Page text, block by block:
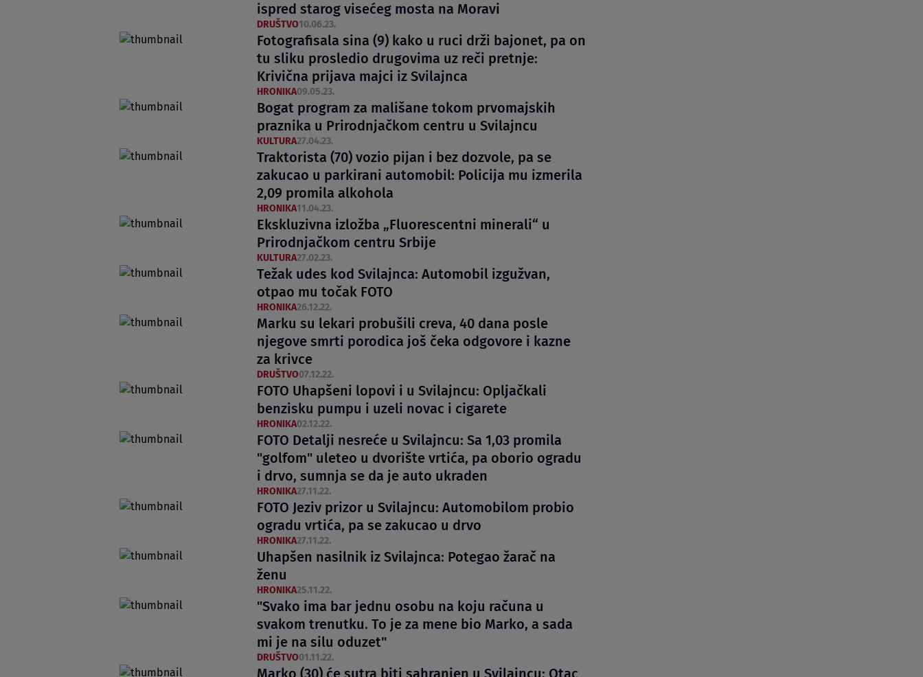
ispred starog visećeg mosta na Moravi
DRUŠTVO10.06.23.
Fotografisala sina (9) kako u ruci drži bajonet, pa on
tu sliku prosledio drugovima uz reči pretnje:
Krivična prijava majci iz Svilajnca
HRONIKA09.05.23.
Bogat program za mališane tokom prvomajskih
praznika u Prirodnjačkom centru u Svilajncu
KULTURA27.04.23.
Traktorista (70) vozio pijan i bez dozvole, pa se
zakucao u parkirani automobil: Policija mu izmerila
2,09 promila alkohola
HRONIKA11.04.23.
Ekskluzivna izložba „Fluorescentni minerali“ u
Prirodnjačkom centru Srbije
KULTURA27.02.23.
Težak udes kod Svilajnca: Automobil izgužvan,
otpao mu točak FOTO
HRONIKA26.12.22.
Marku su lekari probušili creva, 40 dana posle
njegove smrti porodica još čeka odgovore i kazne
za krivce
DRUŠTVO07.12.22.
FOTO Uhapšeni lopovi i u Svilajncu: Opljačkali
benzisku pumpu i uzeli novac i cigarete
HRONIKA02.12.22.
FOTO Detalji nesreće u Svilajncu: Sa 1,03 promila
"golfom" uleteo u dvorište vrtića, pa oborio ogradu
i drvo, sumnja se da je auto ukraden
HRONIKA27.11.22.
FOTO Jeziv prizor u Svilajncu: Automobilom probio
ogradu vrtića, pa se zakucao u drvo
HRONIKA27.11.22.
Uhapšen nasilnik iz Svilajnca: Potegao žarač na
ženu
HRONIKA25.11.22.
"Svako ima bar jednu osobu na koju računa u
svakom trenutku. To je za mene bio Marko, a sada
mi je na silu oduzet"
DRUŠTVO01.11.22.
Marko (30) će sutra biti sahranjen u Svilajncu: Otac